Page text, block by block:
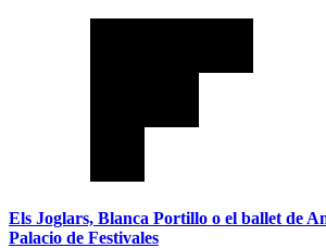
Els Joglars, Blanca Portillo o el ballet de
Palacio de Festivales